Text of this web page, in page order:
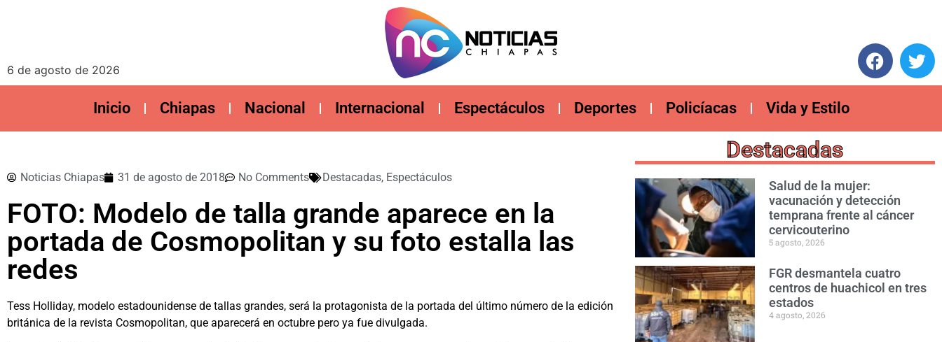
6 de agosto de 2026
Inicio Chiapas Nacional Internacional Espectáculos Deportes Policíacas Vida y Estilo
Noticias Chiapas 31 de agosto de 2018 No Comments Destacadas, Espectáculos
FOTO: Modelo de talla grande aparece en la
portada de Cosmopolitan y su foto estalla las
redes
Tess Holliday, modelo estadounidense de tallas grandes, será la protagonista de la portada del último número de la edición
británica de la revista Cosmopolitan, que aparecerá en octubre pero ya fue divulgada.
Destacadas
Salud de la mujer:
vacunación y detección
temprana frente al cáncer
cervicouterino
5 agosto, 2026
FGR desmantela cuatro
centros de huachicol en tres
estados
4 agosto, 2026